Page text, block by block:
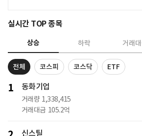
실시간 TOP 종목
상승 하락 거래
전체 코스피 코스닥 ETF
1 동화기업
거래량 1,338,415
거래대금 105.2억
신스틸